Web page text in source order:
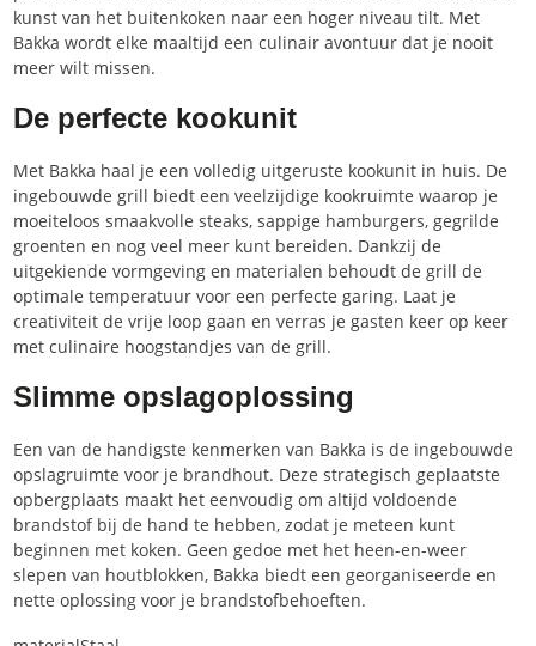
kunst van het buitenkoken naar een hoger niveau tilt. Met
Bakka wordt elke maaltijd een culinair avontuur dat je nooit
meer wilt missen.
De perfecte kookunit
Met Bakka haal je een volledig uitgeruste kookunit in huis. De
ingebouwde grill biedt een veelzijdige kookruimte waarop je
moeiteloos smaakvolle steaks, sappige hamburgers, gegrilde
groenten en nog veel meer kunt bereiden. Dankzij de
uitgekiende vormgeving en materialen behoudt de grill de
optimale temperatuur voor een perfecte garing. Laat je
creativiteit de vrije loop gaan en verras je gasten keer op keer
met culinaire hoogstandjes van de grill.
Slimme opslagoplossing
Een van de handigste kenmerken van Bakka is de ingebouwde
opslagruimte voor je brandhout. Deze strategisch geplaatste
opbergplaats maakt het eenvoudig om altijd voldoende
brandstof bij de hand te hebben, zodat je meteen kunt
beginnen met koken. Geen gedoe met het heen-en-weer
slepen van houtblokken, Bakka biedt een georganiseerde en
nette oplossing voor je brandstofbehoeften.